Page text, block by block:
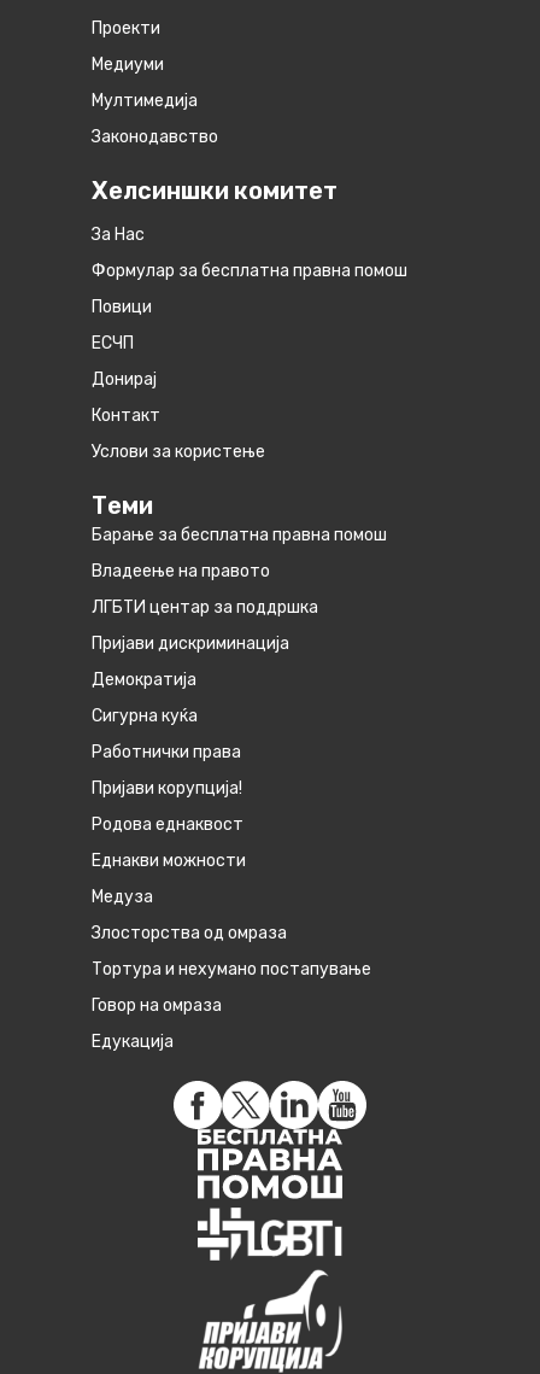
Проекти
Медиуми
Мултимедија
Законодавство
Хелсиншки комитет
За Нас
Формулар за бесплатна правна помош
Повици
ЕСЧП
Донирај
Контакт
Услови за користење
Теми
Барање за бесплатна правна помош
Владеење на правото
ЛГБТИ центар за поддршка
Пријави дискриминација
Демократија
Сигурна куќа
Работнички права
Пријави корупција!
Родова еднаквост
Eднакви можности
Медуза
Злосторства од омраза
Тортура и нехумано постапување
Говор на омраза
Едукација